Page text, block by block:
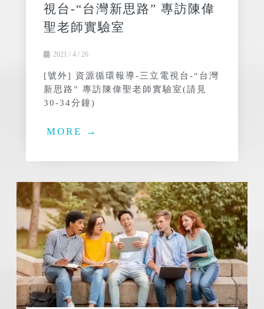
視台-“台灣新思路” 專訪陳偉
聖老師實驗室
2021 / 4 / 26
[號外] 資源循環報導-三立電視台-“台灣
新思路” 專訪陳偉聖老師實驗室(請見
30-34分鐘)
MORE →